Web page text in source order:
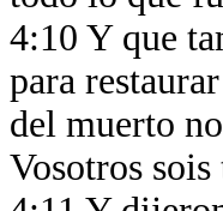
4:10 Y que
para
del muerto
Vosotros